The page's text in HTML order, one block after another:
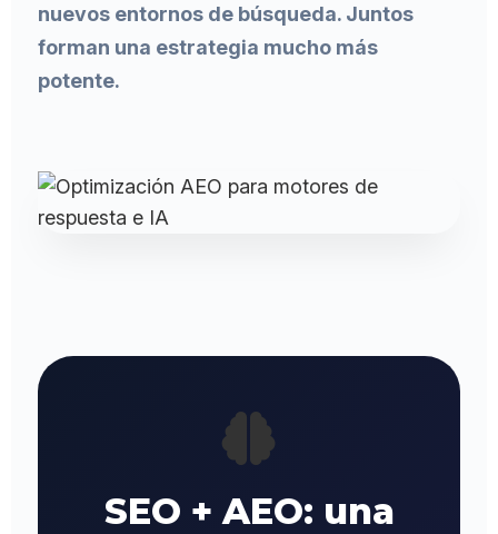
nuevos entornos de búsqueda. Juntos
forman una estrategia mucho más
potente.
SEO + AEO: una